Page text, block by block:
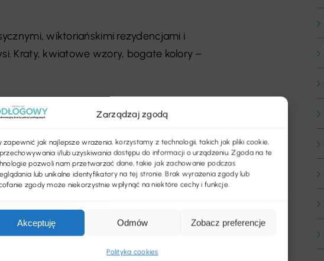
Zarządzaj zgodą
zapewnić jak najlepsze wrażenia, korzystamy z technologii, takich jak pliki cookie,
i/lub uzyskiwania dostępu do informacji o urządzeniu. Zgoda na te
pozwoli nam przetwarzać dane, takie jak zachowanie podczas
lub unikalne identyfikatory na tej stronie. Brak wyrażenia zgody lub
zgody może niekorzystnie wpłynąć na niektóre cechy i funkcje.
Akceptuję Odmów Zobacz preferencje
Polityka cookies
wiktoriańskimi rezydencjami i
Kraty, kwiatowe wzory, bogate kolory –